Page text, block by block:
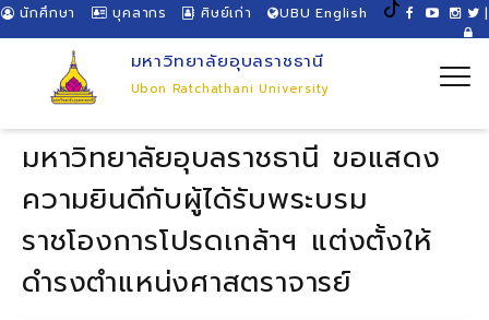
นักศึกษา บุคลากร ศิษย์เก่า UBU English |
มหาวิทยาลัยอุบลราชธานี
Ubon Ratchathani University
มหาวิทยาลัยอุบลราชธานี ขอแสดง
ความยินดีกับผู้ได้รับพระบรม
ราชโองการโปรดเกล้าฯ แต่งตั้งให้
ดำรงตำแหน่งศาสตราจารย์